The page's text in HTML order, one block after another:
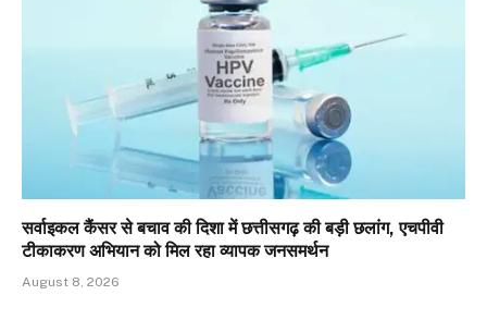
सर्वाइकल कैंसर से बचाव की दिशा में छत्तीसगढ़ की बड़ी छलांग, एचपीवी
टीकाकरण अभियान को मिल रहा व्यापक जनसमर्थन
August 8, 2026